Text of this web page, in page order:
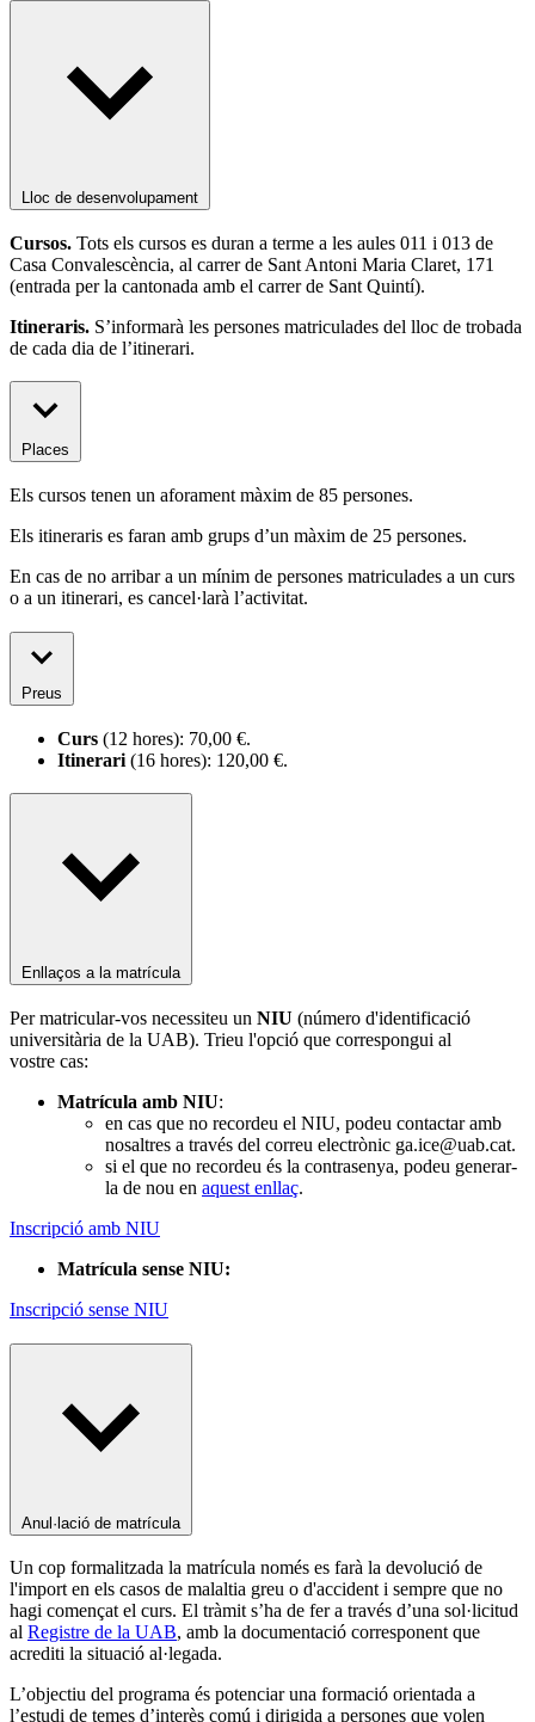
Lloc de desenvolupament
Cursos. Tots els cursos es duran a terme a les aules 011 i 013 de
Casa Convalescència, al carrer de Sant Antoni Maria Claret, 171
(entrada per la cantonada amb el carrer de Sant Quintí).
Itineraris. S’informarà les persones matriculades del lloc de trobada
de cada dia de l’itinerari.
Places
Els cursos tenen un aforament màxim de 85 persones.
Els itineraris es faran amb grups d’un màxim de 25 persones.
En cas de no arribar a un mínim de persones matriculades a un curs
o a un itinerari, es cancel·larà l’activitat.
Preus
Curs (12 hores): 70,00 €.
Itinerari (16 hores): 120,00 €.
Enllaços a la matrícula
Per matricular-vos necessiteu un NIU (número d'identificació
universitària de la UAB). Trieu l'opció que correspongui al
vostre cas:
Matrícula amb NIU:
en cas que no recordeu el NIU, podeu contactar amb
nosaltres a través del correu electrònic ga.ice@uab.cat.
si el que no recordeu és la contrasenya, podeu generar-
la de nou en aquest enllaç.
Inscripció amb NIU
Matrícula sense NIU:
Inscripció sense NIU
Anul·lació de matrícula
Un cop formalitzada la matrícula només es farà la devolució de
l'import en els casos de malaltia greu o d'accident i sempre que no
hagi començat el curs. El tràmit s’ha de fer a través d’una sol·licitud
al Registre de la UAB, amb la documentació corresponent que
acrediti la situació al·legada.
L’objectiu del programa és potenciar una formació orientada a
l’estudi de temes d’interès comú i dirigida a persones que volen